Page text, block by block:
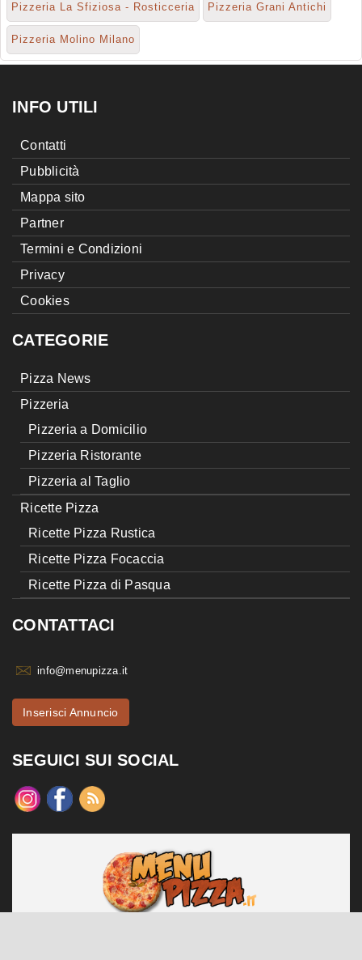
Pizzeria La Sfiziosa - Rosticceria Pizzeria Grani Antichi
Pizzeria Molino Milano
INFO UTILI
Contatti
Pubblicità
Mappa sito
Partner
Termini e Condizioni
Privacy
Cookies
CATEGORIE
Pizza News
Pizzeria
Pizzeria a Domicilio
Pizzeria Ristorante
Pizzeria al Taglio
Ricette Pizza
Ricette Pizza Rustica
Ricette Pizza Focaccia
Ricette Pizza di Pasqua
CONTATTACI
info@menupizza.it
Inserisci Annuncio
SEGUICI SUI SOCIAL